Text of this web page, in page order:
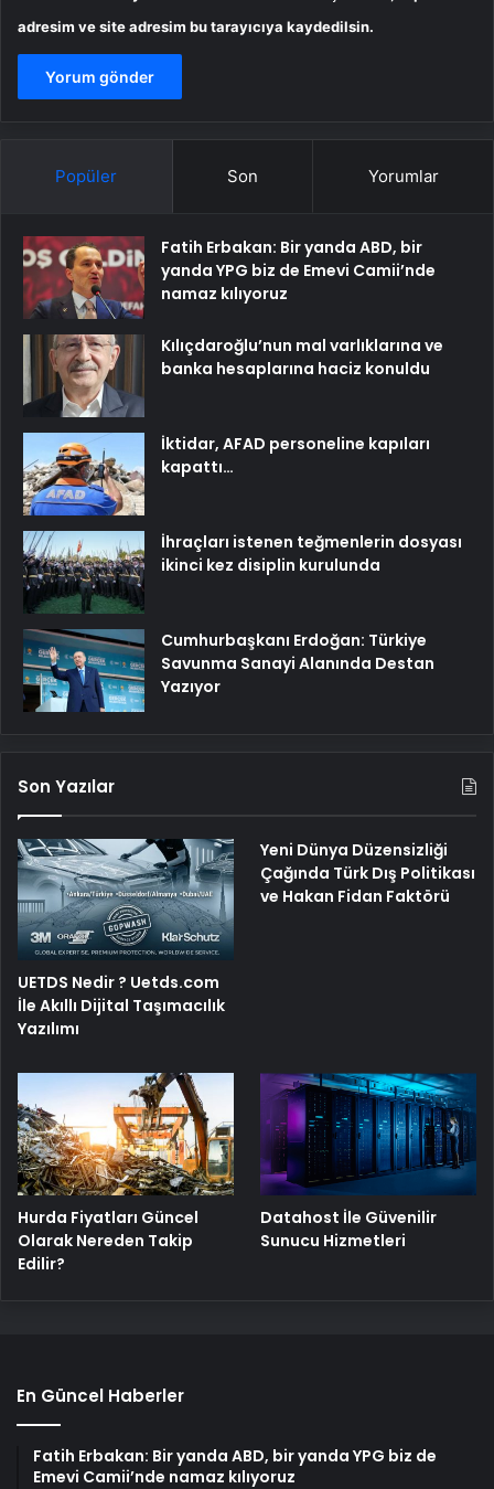
adresim ve site adresim bu tarayıcıya kaydedilsin.
Popüler Son Yorumlar
Fatih Erbakan: Bir yanda ABD, bir
yanda YPG biz de Emevi Camii’nde
namaz kılıyoruz
Kılıçdaroğlu’nun mal varlıklarına ve
banka hesaplarına haciz konuldu
İktidar, AFAD personeline kapıları
kapattı…
İhraçları istenen teğmenlerin dosyası
ikinci kez disiplin kurulunda
Cumhurbaşkanı Erdoğan: Türkiye
Savunma Sanayi Alanında Destan
Yazıyor
Son Yazılar
UETDS Nedir ? Uetds.com
İle Akıllı Dijital Taşımacılık
Yazılımı
Yeni Dünya Düzensizliği
Çağında Türk Dış Politikası
ve Hakan Fidan Faktörü
Hurda Fiyatları Güncel
Olarak Nereden Takip
Edilir?
Datahost İle Güvenilir
Sunucu Hizmetleri
En Güncel Haberler
Fatih Erbakan: Bir yanda ABD, bir yanda YPG biz de
Emevi Camii’nde namaz kılıyoruz